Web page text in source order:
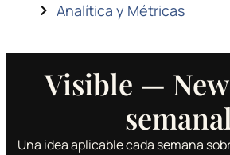
Analítica y Métricas
Visible —
semanal
Una idea aplicable cada semana